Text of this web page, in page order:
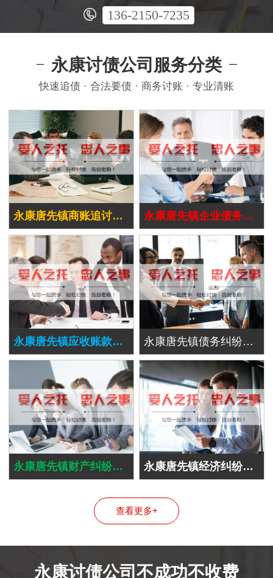
136-2150-7235
永康讨债公司服务分类
快速追债 · 合法要债 · 商务讨账 · 专业清账
永康唐先镇商账追讨清欠 永康唐先镇企业债务追讨
永康唐先镇应收账款追讨 永康唐先镇债务纠纷处理
永康唐先镇财产纠纷处理 永康唐先镇经济纠纷处理
查看更多+
永康讨债公司不成功不收费